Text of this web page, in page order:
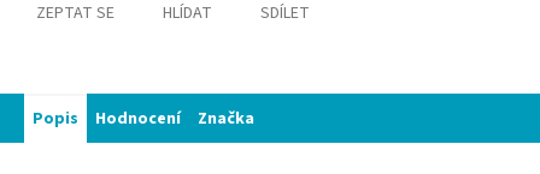
ZEPTAT SE HLÍDAT SDÍLET
Popis Hodnocení Značka